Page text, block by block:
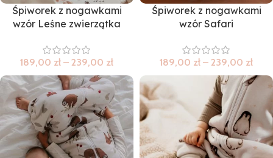
Śpiworek z nogawkami
wzór Leśne zwierzątka
189,00 zł – 239,00 zł
Śpiworek z nogawkami
wzór Safari
189,00 zł – 239,00 zł